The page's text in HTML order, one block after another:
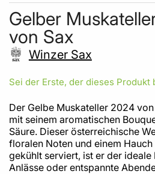
Gelber
von Sax
Winzer Sax
Sei der Erste, der dieses Produkt
Der Gelbe Muskateller 2024
mit seinem aromatischen
Säure. Dieser österreichische
floralen Noten und einem
gekühlt serviert, ist er der
Anlässe oder entspannte